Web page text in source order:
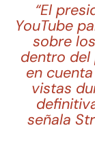
“El
YouTube
sobre
dentro del
en
vistas
señala